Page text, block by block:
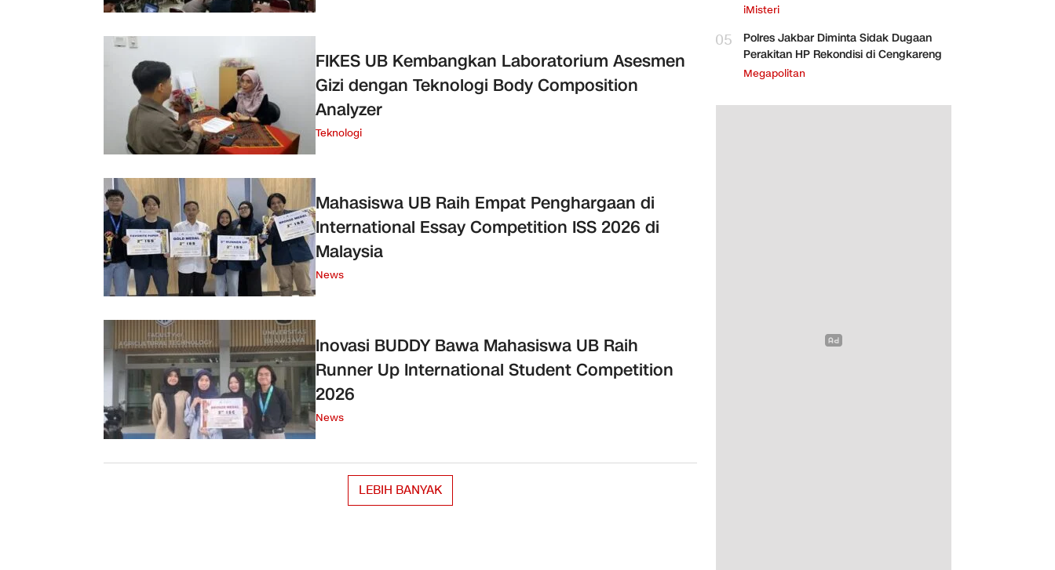
FIKES UB Kembangkan Laboratorium Asesmen
Gizi dengan Teknologi Body Composition
Analyzer
Teknologi
Mahasiswa UB Raih Empat Penghargaan di
International Essay Competition ISS 2026 di
Malaysia
News
Inovasi BUDDY Bawa Mahasiswa UB Raih
Runner Up International Student Competition
2026
News
LEBIH BANYAK
iMisteri
05
Polres Jakbar Diminta Sidak Dugaan
Perakitan HP Rekondisi di Cengkareng
Megapolitan